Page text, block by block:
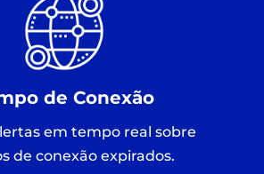
de Conexão
em tempo real sobre
de conexão expirados.